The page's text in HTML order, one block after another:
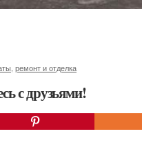
ремонт и отделка
с друзьями!